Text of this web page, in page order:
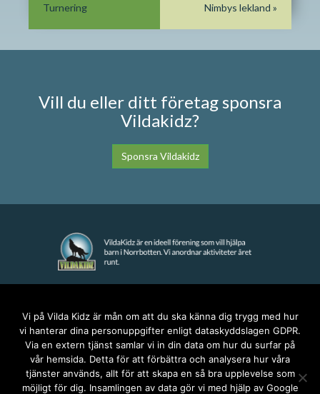
Nimbys lekland »
Turnering
Vill du eller ditt företag sponsra
Vildakidz?
Sponsra Vildakidz
anna@vildakidz.se
076-7755068
Integritetspolicy
Vi på Vilda Kidz är mån om att du ska känna dig trygg med hur
vi hanterar dina personuppgifter enligt dataskyddslagen GDPR.
Via en extern tjänst samlar vi in din data om hur du surfar på
vår hemsida. Detta för att förbättra och analysera hur våra
tjänster används, allt för att skapa en så bra upplevelse som
möjligt för dig. Insamlingen av data gör vi med hjälp av Google